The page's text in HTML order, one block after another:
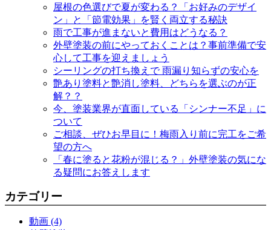
屋根の色選びで夏が変わる？「お好みのデザイ
ン」と「節電効果」を賢く両立する秘訣
雨で工事が進まないと費用はどうなる？
外壁塗装の前にやっておくことは？事前準備で安
心して工事を迎えましょう
シーリングの打ち換えで 雨漏り知らずの安心を
艶あり塗料と艶消し塗料、どちらを選ぶのが正
解？？
今、塗装業界が直面している「シンナー不足」に
ついて
ご相談、ぜひお早目に！梅雨入り前に完工をご希
望の方へ
「春に塗ると花粉が混じる？」外壁塗装の気にな
る疑問にお答えします
カテゴリー
動画 (4)